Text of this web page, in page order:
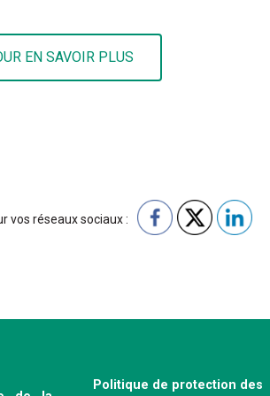
EN SAVOIR PLUS
vos réseaux sociaux :
Politique de protection des